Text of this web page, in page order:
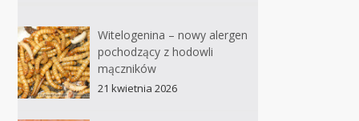
Witelogenina – nowy alergen
pochodzący z hodowli
mączników
21 kwietnia 2026